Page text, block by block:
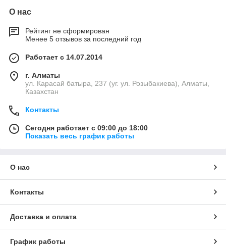
О нас
Рейтинг не сформирован
Менее 5 отзывов за последний год
Работает с 14.07.2014
г. Алматы
ул. Карасай батыра, 237 (уг. ул. Розыбакиева), Алматы,
Казахстан
Контакты
Сегодня работает с 09:00 до 18:00
Показать весь график работы
О нас
Контакты
Доставка и оплата
График работы